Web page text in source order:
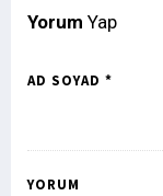
Yorum Yap
AD SOYAD *
YORUM